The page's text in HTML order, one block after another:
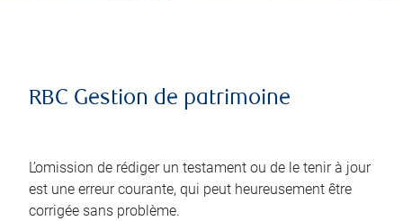
RBC Gestion de patrimoine
L’omission de rédiger un testament ou de le tenir à jour
est une erreur courante, qui peut heureusement être
corrigée sans problème.